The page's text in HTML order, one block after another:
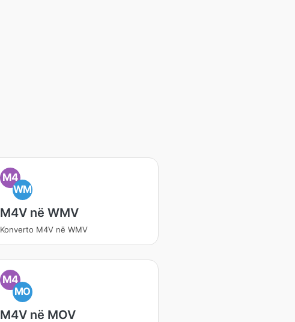
M4
WM
M4V në WMV
Konverto M4V në WMV
M4
MO
M4V në MOV